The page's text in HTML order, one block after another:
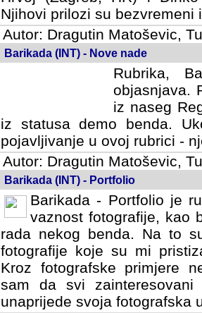
Njihovi prilozi su bezvremeni
Autor: Dragutin Matoševic,
Barikada (INT) - Nove nade
Rubrika,
objasnjava.
iz naseg
iz statusa demo benda.
pojavljivanje u ovoj rubrici -
Autor: Dragutin Matoševic,
Barikada (INT) - Portfolio
Barikada - Portfolio je
vaznost fotografije, kao
rada nekog benda. Na to
fotografije koje su mi
fotografske primjere
svi zainteresovani
svoja fotografska umijeca.